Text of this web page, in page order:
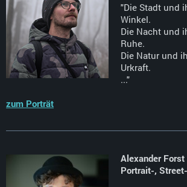
"Die Stadt und
Winkel.
Die Nacht und
Ruhe.
Die Natur und
Urkraft.
..."
zum Porträt
Alexander
Portrait-,